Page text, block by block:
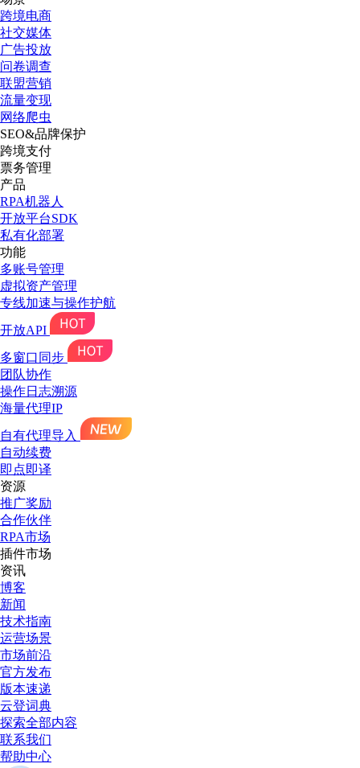
跨境电商
社交媒体
广告投放
问卷调查
联盟营销
流量变现
网络爬虫
SEO&品牌保护
跨境支付
票务管理
产品
RPA机器人
开放平台SDK
私有化部署
功能
多账号管理
虚拟资产管理
专线加速与操作护航
开放API
多窗口同步
团队协作
操作日志溯源
海量代理IP
自有代理导入
自动续费
即点即译
资源
推广奖励
合作伙伴
RPA市场
插件市场
资讯
博客
新闻
技术指南
运营场景
市场前沿
官方发布
版本速递
云登词典
探索全部内容
联系我们
帮助中心